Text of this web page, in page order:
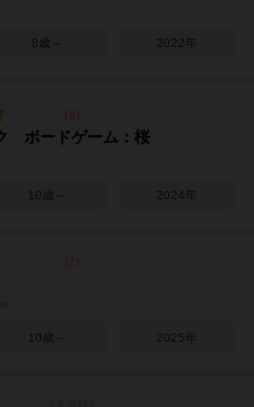
8歳～ 2022年
ボードゲーム：桜
10歳～ 2024年
10歳～ 2025年